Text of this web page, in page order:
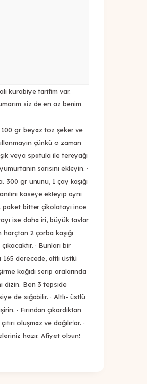
kurabiye tarifim var.
siz de en az benim
100 gr beyaz toz şeker ve
çünkü o zaman
veya spatula ile tereyağı
sarısını ekleyin. ·
300 gr ununu, 1 çay kaşığı
kaseye ekleyip aynı
paket bitter çikolatayı ince
ise daha iri, büyük tavlar
harçtan 2 çorba kaşığı
· Bunları bir
165 derecede, altlı üstlü
kağıdı serip aralarında
dizin. Ben 3 tepside
de sığabilir. · Altlı- üstlü
· Fırından çıkardıktan
oluşmaz ve dağılırlar. ·
hazır. Afiyet olsun!